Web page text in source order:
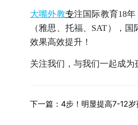
大嘴外教专注国际教育18
（雅思、托福、SAT），
效果高效提升！
关注我们，与我们一起成为
下一篇：4步！明显提高7-12